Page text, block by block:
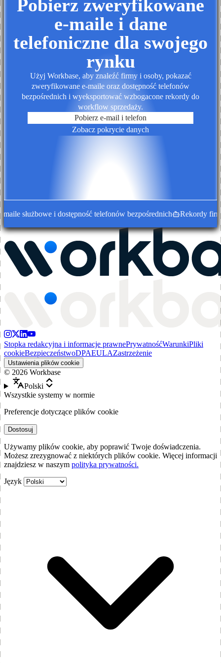
Pobierz zweryfikowane
e-maile i dane
telefoniczne dla swojego
rynku
Użyj Workbase, aby znaleźć firmy i osoby, pokazać
zweryfikowane e-maile oraz dostępność telefonów
bezpośrednich i wyeksportować wzbogacone rekordy do
workflow sprzedaży.
Pobierz e-mail i telefon
Zobacz pokrycie danych
służbowe i dostępność telefonów bezpośrednich Rekordy firm
Stopka redakcyjna i informacje prawnePrywatnośćWarunkiPliki
cookieBezpieczeństwoDPAEULAZastrzeżenie
Ustawienia plików cookie
© 2026 Workbase
Polski
Wszystkie systemy w normie
Preferencje dotyczące plików cookie
Dostosuj
Używamy plików cookie, aby poprawić Twoje doświadczenia.
Możesz zrezygnować z niektórych plików cookie. Więcej informacji
znajdziesz w naszym polityka prywatności.
Język